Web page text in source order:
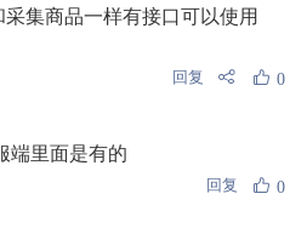
集商品一样有接口可以使用
回复 0
端里面是有的
回复 0